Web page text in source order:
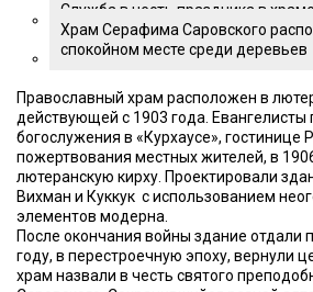
Служба в честь праздника в храме
Храм Серафима Саровского
спокойном месте среди деревьев
Православный храм расположен в
действующей с 1903 года. Евангелисты
богослужения в «Курхаусе», гостинице
пожертвования местных жителей, в
лютеранскую кирху. Проектировали
Вихман и Куккук с использованием
элементов модерна.
После окончания войны здание отдали
году, в перестроечную эпоху, вернули
храм назвали в честь святого